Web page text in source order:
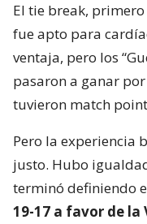
El tie break,
fue apto para
ventaja, pero los
pasaron a ganar
tuvieron match
Pero la experiencia
justo. Hubo
terminó definiendo
19-17 a favor de la